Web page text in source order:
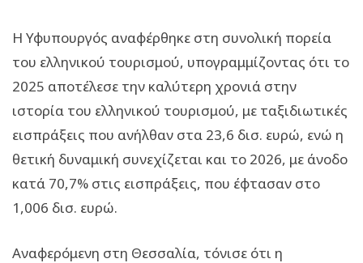
Η Υφυπουργός αναφέρθηκε στη συνολική πορεία
του ελληνικού τουρισμού, υπογραμμίζοντας ότι το
2025 αποτέλεσε την καλύτερη χρονιά στην
ιστορία του ελληνικού τουρισμού, με ταξιδιωτικές
εισπράξεις που ανήλθαν στα 23,6 δισ. ευρώ, ενώ η
θετική δυναμική συνεχίζεται και το 2026, με άνοδο
κατά 70,7% στις εισπράξεις, που έφτασαν στο
1,006 δισ. ευρώ.
Αναφερόμενη στη Θεσσαλία, τόνισε ότι η